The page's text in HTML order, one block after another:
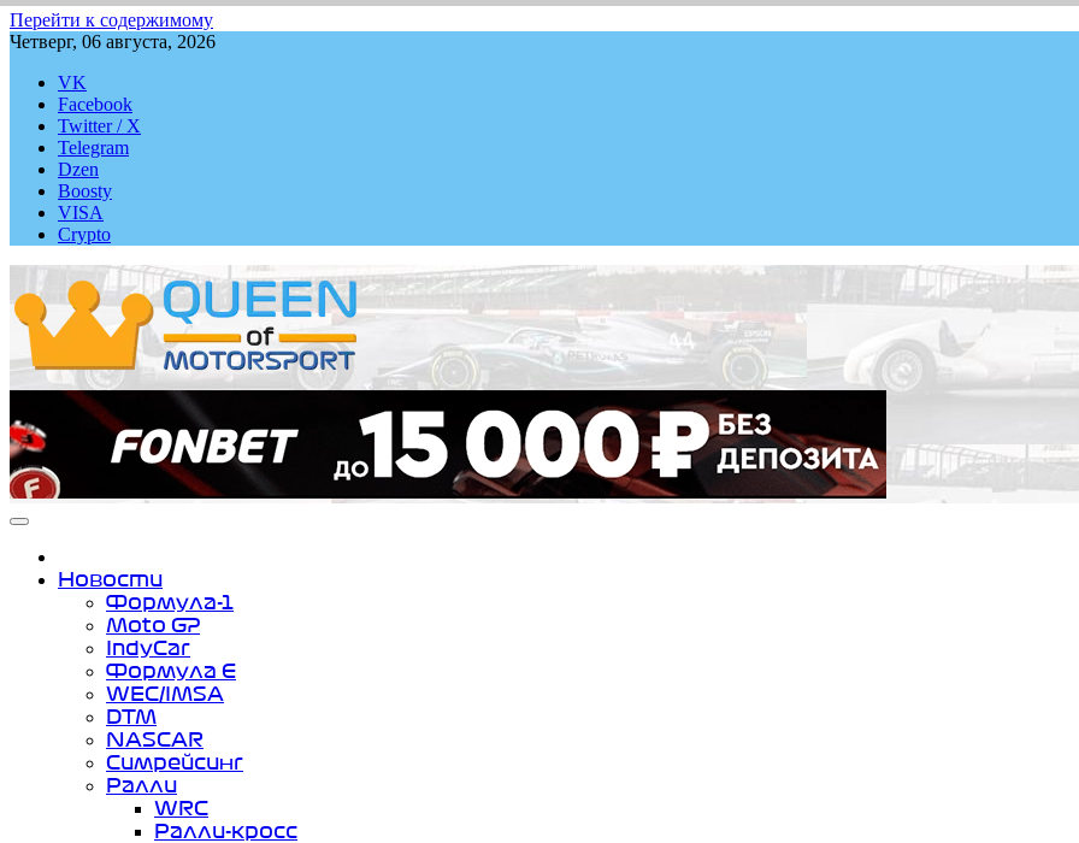
Перейти к содержимому
Четверг, 06 августа, 2026
VK
Facebook
Twitter / X
Telegram
Dzen
Boosty
VISA
Crypto
QUEEN-OF-MOTORSPORT.COM
Аналитика, статистика, трансляции Формулы-1 (Ф2/Ф3/F1 Academy), Формулы Е, Moto GP, DTM, IndyCar, NASCAR, WRC
Новости
Формула-1
Moto GP
IndyCar
Формула Е
WEC/IMSA
DTM
NASCAR
Симрейсинг
Ралли
WRC
Ралли-кросс